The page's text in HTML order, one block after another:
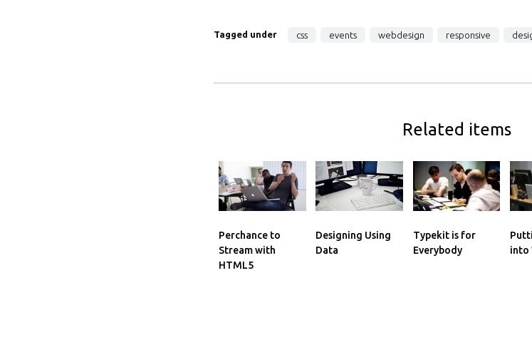
Tagged under css events webdesign responsive
Related items
Perchance to
Stream with
HTML5
Designing Using
Data
Typekit is for
Everybody
into